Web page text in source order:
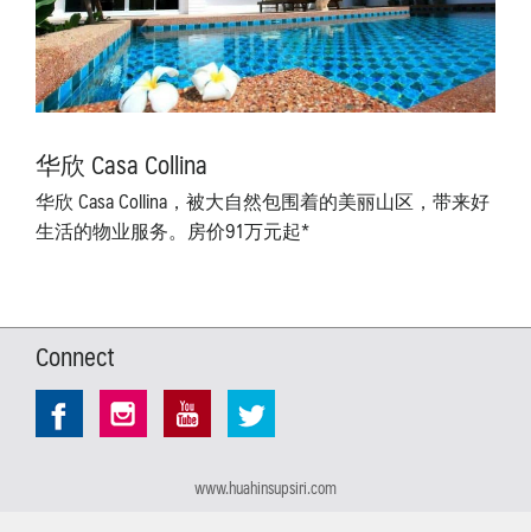
华欣 Casa Collina
华欣 Casa Collina，被大自然包围着的美丽山区，带来好
生活的物业服务。房价91万元起*
Connect
www.huahinsupsiri.com